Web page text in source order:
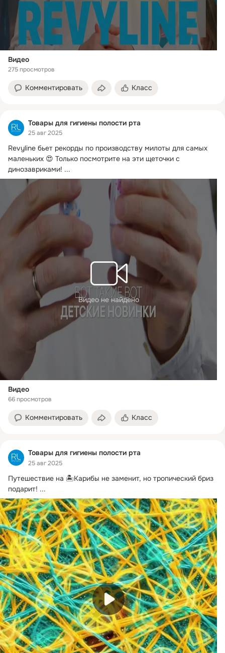
Видео
275 просмотров
Комментировать Класс
Товары для гигиены полости рта
25 авг 2025
Revyline бьет рекорды по производству милоты для самых
маленьких 😍 Только посмотрите на эти щеточки с
динозавриками! ...
Видео не найдено
Видео
66 просмотров
Комментировать Класс
Товары для гигиены полости рта
25 авг 2025
Путешествие на 🏝Карибы не заменит, но тропический бриз
подарит! ...